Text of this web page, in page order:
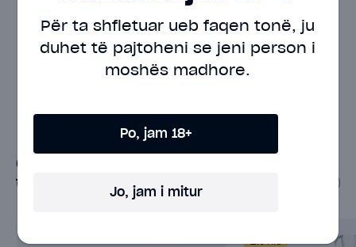
Për ta shfletuar ueb faqen tonë, ju
duhet të pajtoheni se jeni person i
moshës madhore.
Po, jam 18+
Jo, jam i mitur
with Evapify Kosova top
brands.
Crystal
Geekvape
Crystal 24
2%